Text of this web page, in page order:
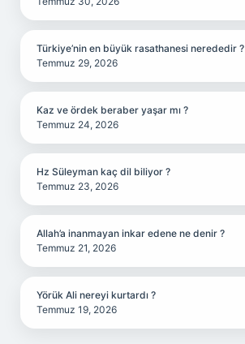
Türkiye’nin en büyük rasathanesi nerededir ?
Temmuz 29, 2026
Kaz ve ördek beraber yaşar mı ?
Temmuz 24, 2026
Hz Süleyman kaç dil biliyor ?
Temmuz 23, 2026
Allah’a inanmayan inkar edene ne denir ?
Temmuz 21, 2026
Yörük Ali nereyi kurtardı ?
Temmuz 19, 2026